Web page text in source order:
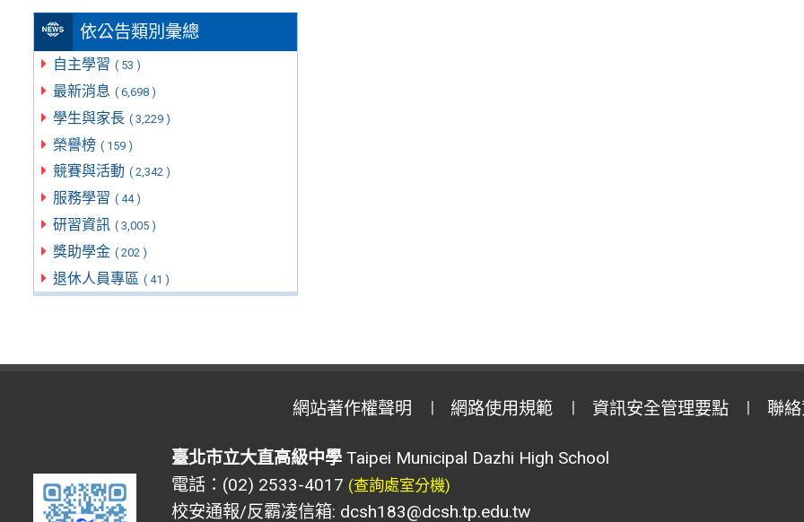
依公告類別彙總
自主學習 ( 53 )
最新消息 ( 6,698 )
學生與家長 ( 3,229 )
榮譽榜 ( 159 )
競賽與活動 ( 2,342 )
服務學習 ( 44 )
研習資訊 ( 3,005 )
獎助學金 ( 202 )
退休人員專區 ( 41 )
網站著作權聲明 網路使用規範 資訊安全管理要點 聯
臺北市立大直高級中學Taipei Municipal Dazhi High School
電話：(02) 2533-4017 (查詢處室分機)
校安通報/反霸凌信箱: dcsh183@dcsh.tp.edu.tw